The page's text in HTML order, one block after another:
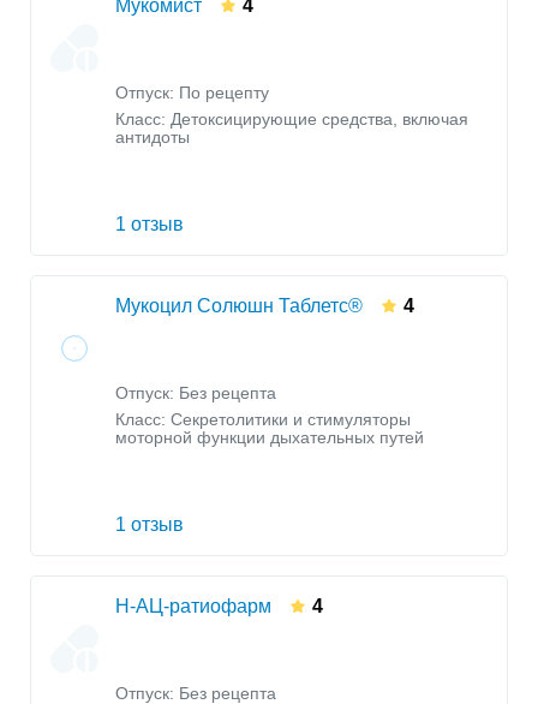
Мукомист 4
Отпуск: По рецепту
Класс: Детоксицирующие средства, включая
антидоты
1 отзыв
Мукоцил Солюшн Таблетс® 4
Отпуск: Без рецепта
Класс: Секретолитики и стимуляторы
моторной функции дыхательных путей
1 отзыв
Н-АЦ-ратиофарм 4
Отпуск: Без рецепта